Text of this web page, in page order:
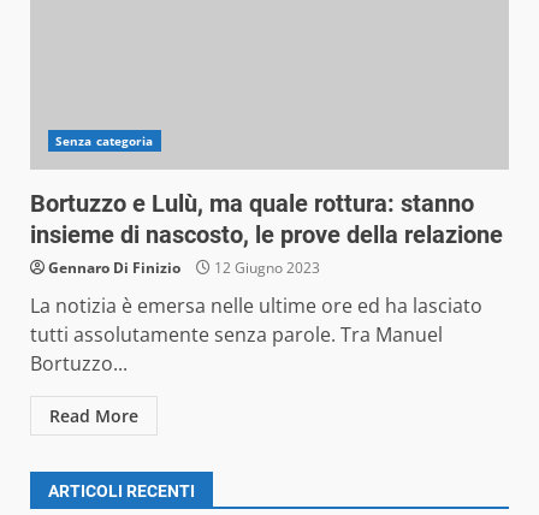
Senza categoria
Bortuzzo e Lulù, ma quale rottura: stanno
insieme di nascosto, le prove della relazione
Gennaro Di Finizio 12 Giugno 2023
La notizia è emersa nelle ultime ore ed ha lasciato
tutti assolutamente senza parole. Tra Manuel
Bortuzzo...
Read More
ARTICOLI RECENTI